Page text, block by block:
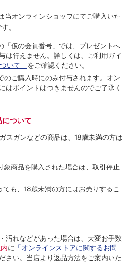
当オンラインショップにてご購⼊いた
。
「仮の会員番号」では、プレゼントへ
は⾏えません。詳しくは、ご利⽤ガイ
いて」 をご確認ください。
のご購⼊時にのみ付与されます。オン
はポイントはつきませんのでご了承く
ついて
スガンなどの商品は、18歳未満の方は
商品を購入された場合は、取引停止
も、18歳未満の方にはお売りするこ
汚れなどがあった場合は、大変お手数
に 「オンラインストアに関するお問
さい。当店より返品方法をご案内いた